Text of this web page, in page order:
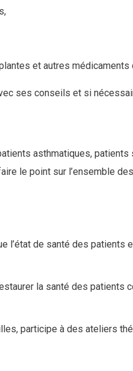
et autres
ses conseils et si
asthmatiques, patients
le point sur l’ensemble
l’état de santé des
la santé des patients
participe à des ateliers